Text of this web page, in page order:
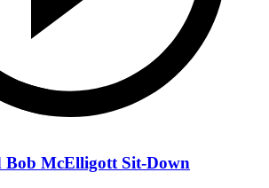
Bob McElligott Sit-Down